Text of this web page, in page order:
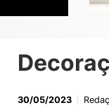
30/05/2023